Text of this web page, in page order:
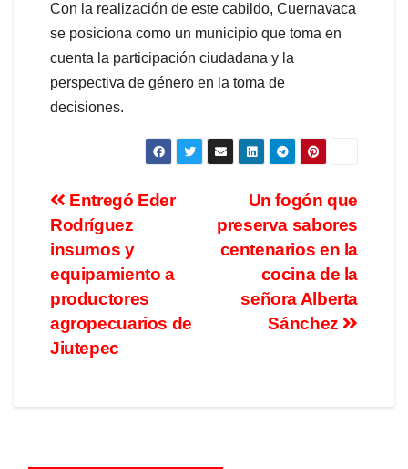
Con la realización de este cabildo, Cuernavaca
se posiciona como un municipio que toma en
cuenta la participación ciudadana y la
perspectiva de género en la toma de
decisiones.
Un fogón que
preserva sabores
centenarios en la
cocina de la
señora Alberta
Sánchez
Entregó Eder
Rodríguez
insumos y
equipamiento a
productores
agropecuarios de
Jiutepec